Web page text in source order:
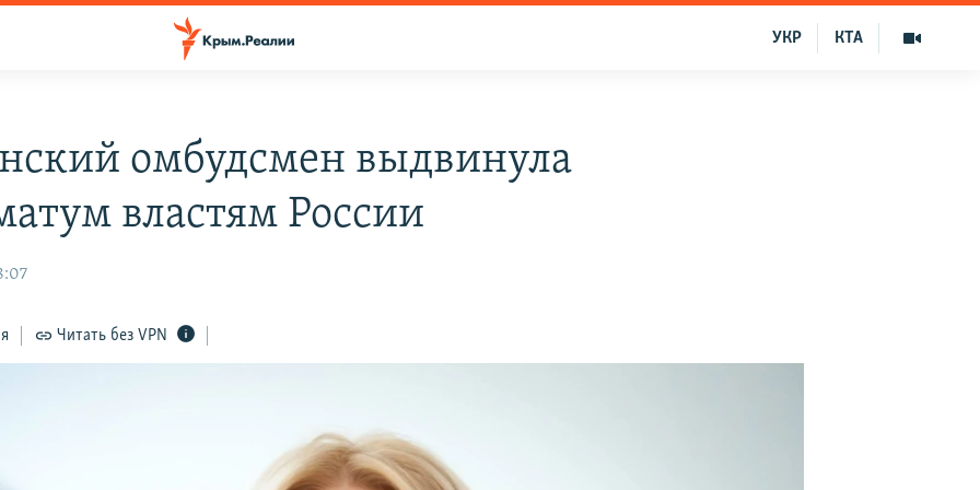
КТА
УКР
омбудсмен выдвинула
властям России
Читать без VPN